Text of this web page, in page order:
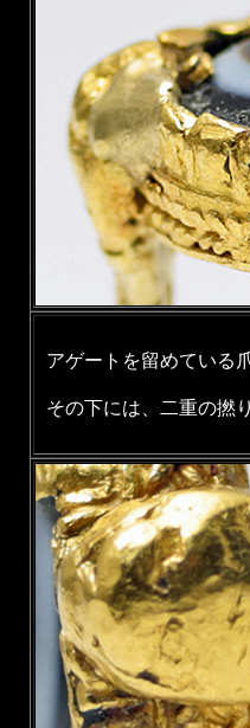
アゲートを留めている
その下には、二重の撚